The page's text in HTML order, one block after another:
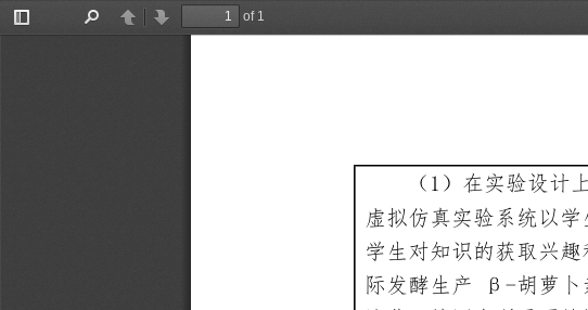
Toggle
PreviousNext
of 1
（ 1 ）在实验设计
虚拟仿真实验系统以
学生对知识的获取兴
际发酵生产
β -胡萝